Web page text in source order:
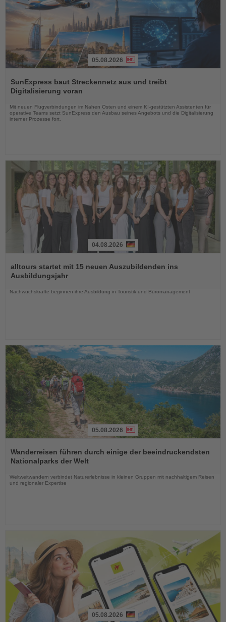
Sie
die
Nachrichten
05.08.2026
SunExpress baut Streckennetz aus und treibt
Digitalisierung voran
Mit neuen Flugverbindungen im Nahen Osten und einem KI-gestützten Assistenten für
operative Teams setzt SunExpress den Ausbau seines Angebots und die Digitalisierung
interner Prozesse fort.
Sie
die
04.08.2026
alltours startet mit 15 neuen Auszubildenden ins
Ausbildungsjahr
Nachwuchskräfte beginnen ihre Ausbildung in Touristik und Büromanagement
Sie
die
Nachrichten
05.08.2026
Wanderreisen führen durch einige der beeindruckendsten
Nationalparks der Welt
Weltweitwandern verbindet Naturerlebnisse in kleinen Gruppen mit nachhaltigem Reisen
und regionaler Expertise
05.08.2026